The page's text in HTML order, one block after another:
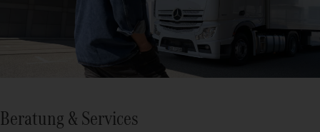
Beratung & Services